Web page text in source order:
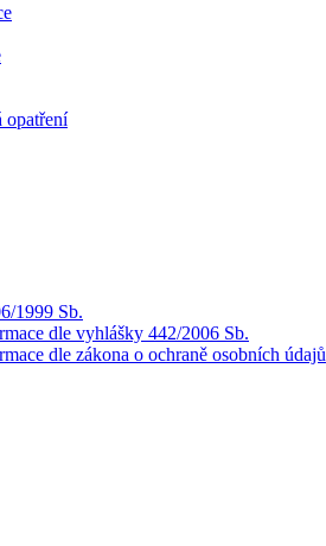
opatření
1999 Sb.
dle vyhlášky 442/2006 Sb.
dle zákona o ochraně osobních údajů